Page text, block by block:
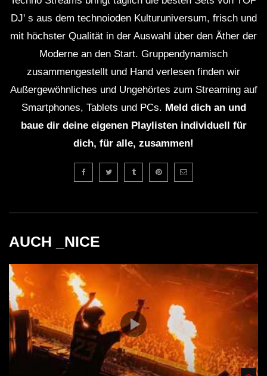
DJ' s aus dem technoioden Kulturuniversum, frisch und
mit höchster Qualität in der Auswahl über den Äther der
Moderne an den Start. Gruppendynamisch
zusammengestellt und Hand verlesen finden wir
Außergewöhnliches und Ungehörtes zum Streaming auf
Smartphones, Tablets und PCs. Meld dich an und
baue dir deine eigenen Playlisten individuell für
dich, für alle, zusammen!
AUCH _NICE